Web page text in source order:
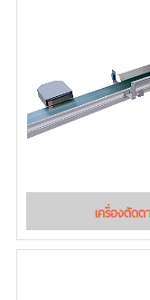
เครื่องตัดต